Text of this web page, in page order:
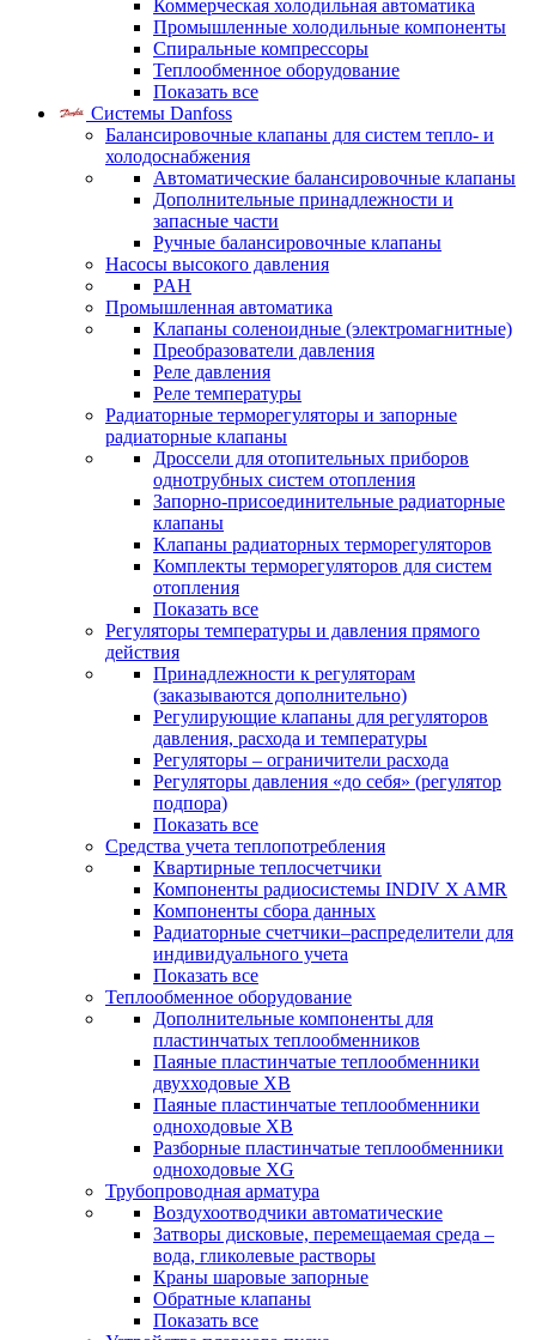
Коммерческая холодильная автоматика
Промышленные холодильные компоненты
Спиральные компрессоры
Теплообменное оборудование
Показать все
Системы Danfoss
Балансировочные клапаны для систем тепло- и
холодоснабжения
Автоматические балансировочные клапаны
Дополнительные принадлежности и
запасные части
Ручные балансировочные клапаны
Насосы высокого давления
PAH
Промышленная автоматика
Клапаны соленоидные (электромагнитные)
Преобразователи давления
Реле давления
Реле температуры
Радиаторные терморегуляторы и запорные
радиаторные клапаны
Дроссели для отопительных приборов
однотрубных систем отопления
Запорно-присоединительные радиаторные
клапаны
Клапаны радиаторных терморегуляторов
Комплекты терморегуляторов для систем
отопления
Показать все
Регуляторы температуры и давления прямого
действия
Принадлежности к регуляторам
(заказываются дополнительно)
Регулирующие клапаны для регуляторов
давления, расхода и температуры
Регуляторы – ограничители расхода
Регуляторы давления «до себя» (регулятор
подпора)
Показать все
Средства учета теплопотребления
Квартирные теплосчетчики
Компоненты радиосистемы INDIV X AMR
Компоненты сбора данных
Радиаторные счетчики–распределители для
индивидуального учета
Показать все
Теплообменное оборудование
Дополнительные компоненты для
пластинчатых теплообменников
Паяные пластинчатые теплообменники
двухходовые XB
Паяные пластинчатые теплообменники
одноходовые ХВ
Разборные пластинчатые теплообменники
одноходовые ХG
Трубопроводная арматура
Воздухоотводчики автоматические
Затворы дисковые, перемещаемая среда –
вода, гликолевые растворы
Краны шаровые запорные
Обратные клапаны
Показать все